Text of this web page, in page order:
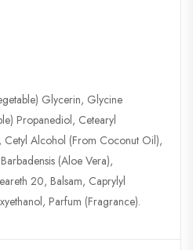
Glycerin, Glycine
Propanediol, Cetearyl
Alcohol (From Coconut Oil),
(Aloe Vera),
20, Balsam, Caprylyl
Parfum (Fragrance).